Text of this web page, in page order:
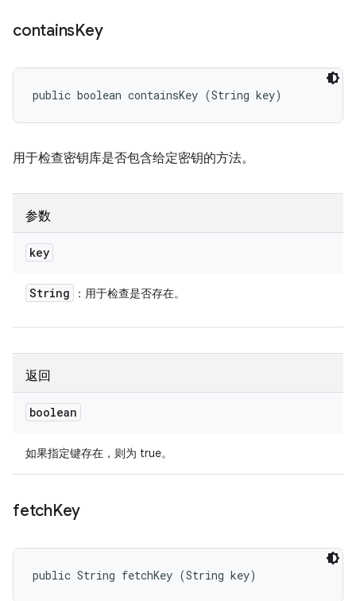
containsKey
public boolean containsKey (String key)
用于检查密钥库是否包含给定密钥的方法。
参数
key
String ：用于检查是否存在。
返回
boolean
如果指定键存在，则为 true。
fetchKey
public String fetchKey (String key)